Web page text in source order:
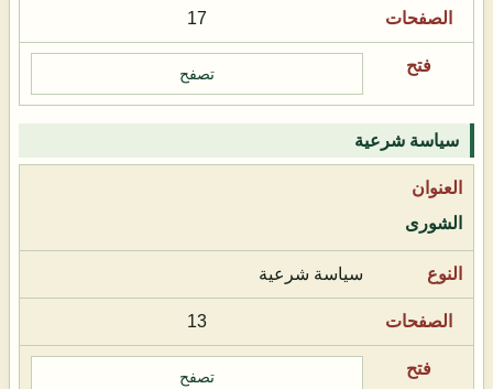
17
تصفح
سياسة شرعية
الشورى
سياسة شرعية
13
تصفح